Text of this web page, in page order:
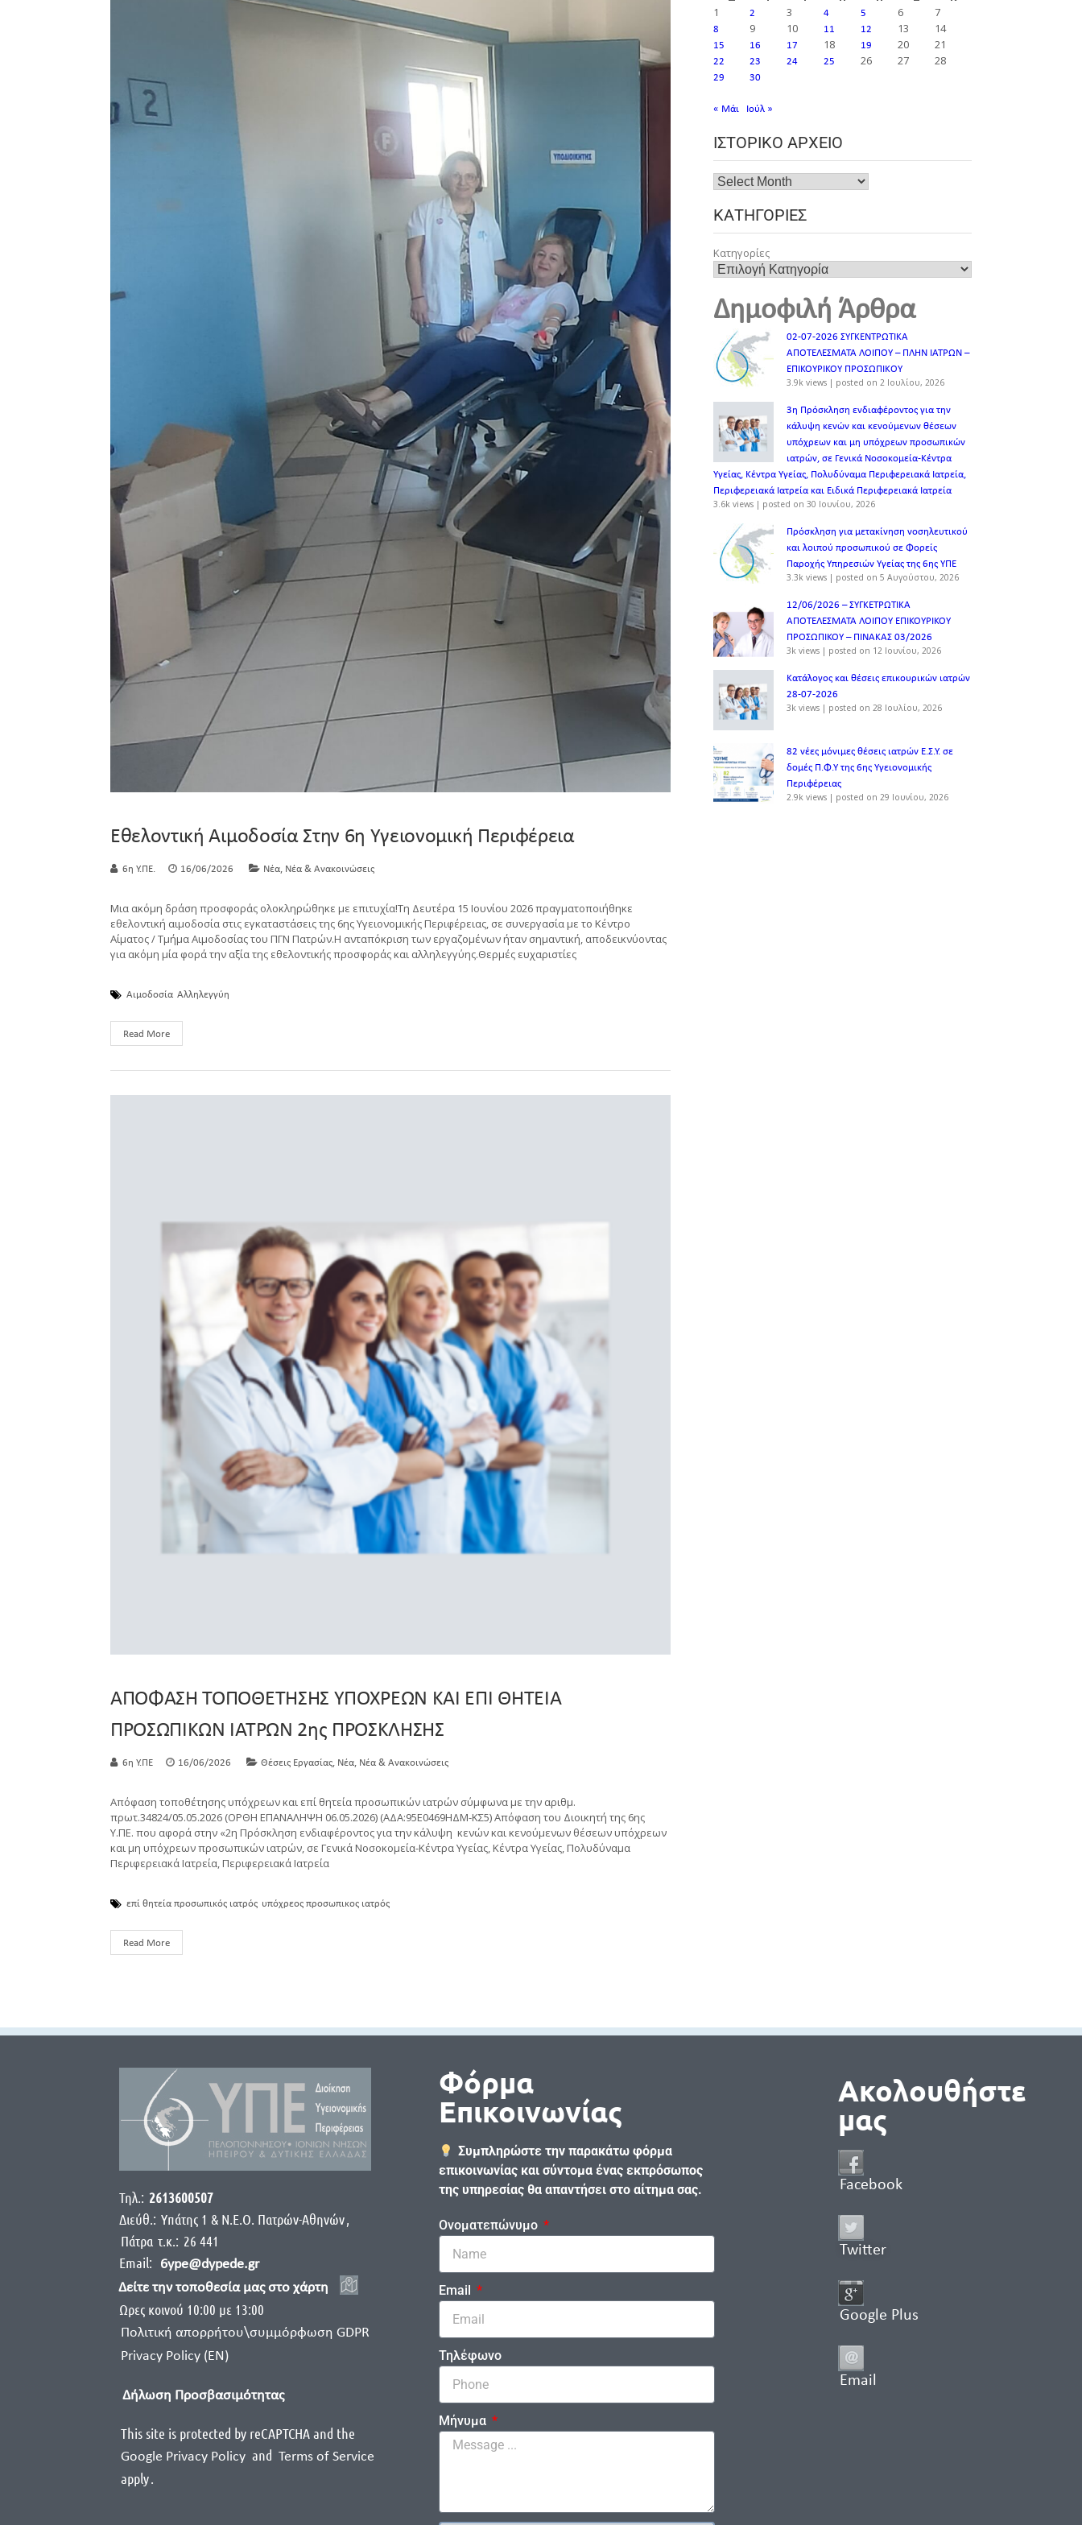
Εθελοντική Αιμοδοσία Στην 6η Υγειονομική Περιφέρεια
6η Υ.ΠΕ. 16/06/2026 Νέα, Νέα & Ανακοινώσεις
Μια ακόμη δράση προσφοράς ολοκληρώθηκε με επιτυχία!Τη Δευτέρα 15 Ιουνίου 2026 πραγματοποιήθηκε
εθελοντική αιμοδοσία στις εγκαταστάσεις της 6ης Υγειονομικής Περιφέρειας, σε συνεργασία με το Κέντρο
Αίματος / Τμήμα Αιμοδοσίας του ΠΓΝ Πατρών.Η ανταπόκριση των εργαζομένων ήταν σημαντική, αποδεικνύοντας
για ακόμη μία φορά την αξία της εθελοντικής προσφοράς και αλληλεγγύης.Θερμές ευχαριστίες
Αιμοδοσία Αλληλεγγύη
Read More
ΑΠΟΦΑΣΗ ΤΟΠΟΘΕΤΗΣΗΣ ΥΠΟΧΡΕΩΝ ΚΑΙ ΕΠΙ ΘΗΤΕΙΑ
ΠΡΟΣΩΠΙΚΩΝ ΙΑΤΡΩΝ 2ης ΠΡΟΣΚΛΗΣΗΣ
6η Υ.ΠΕ 16/06/2026 Θέσεις Εργασίας, Νέα, Νέα & Ανακοινώσεις
Απόφαση τοποθέτησης υπόχρεων και επί θητεία προσωπικών ιατρών σύμφωνα με την αριθμ.
πρωτ.34824/05.05.2026 (ΟΡΘΗ ΕΠΑΝΑΛΗΨΗ 06.05.2026) (ΑΔΑ:95Ε0469ΗΔΜ-ΚΣ5) Απόφαση του Διοικητή της 6ης
Υ.ΠΕ. που αφορά στην «2η Πρόσκληση ενδιαφέροντος για την κάλυψη κενών και κενούμενων θέσεων υπόχρεων
και μη υπόχρεων προσωπικών ιατρών, σε Γενικά Νοσοκομεία-Κέντρα Υγείας, Κέντρα Υγείας, Πολυδύναμα
Περιφερειακά Ιατρεία, Περιφερειακά Ιατρεία
επί θητεία προσωπικός ιατρός υπόχρεος προσωπικος ιατρός
Read More
1
2 3 4 5 6 7
8 9 10 11 12 13 14
15 16 17 18 19 20 21
22 23 24 25 26 27 28
29 30
« Μάι Ιούλ »
ΙΣΤΟΡΙΚΌ ΑΡΧΕΊΟ
ΚΑΤΗΓΟΡΊΕΣ
Κατηγορίες
Δημοφιλή Άρθρα
02-07-2026 ΣΥΓΚΕΝΤΡΩΤΙΚΑ
ΑΠΟΤΕΛΕΣΜΑΤΑ ΛΟΙΠΟΥ – ΠΛΗΝ ΙΑΤΡΩΝ –
ΕΠΙΚΟΥΡΙΚΟΥ ΠΡΟΣΩΠΙΚOY
3.9k views | posted on 2 Ιουλίου, 2026
3η Πρόσκληση ενδιαφέροντος για την
κάλυψη κενών και κενούμενων θέσεων
υπόχρεων και μη υπόχρεων προσωπικών
ιατρών, σε Γενικά Νοσοκομεία-Κέντρα
Υγείας, Κέντρα Υγείας, Πολυδύναμα Περιφερειακά Ιατρεία,
Περιφερειακά Ιατρεία και Ειδικά Περιφερειακά Ιατρεία
3.6k views | posted on 30 Ιουνίου, 2026
Πρόσκληση για μετακίνηση νοσηλευτικού
και λοιπού προσωπικού σε Φορείς
Παροχής Υπηρεσιών Υγείας της 6ης ΥΠΕ
3.3k views | posted on 5 Αυγούστου, 2026
12/06/2026 – ΣΥΓΚΕΤΡΩΤΙΚΑ
ΑΠΟΤΕΛΕΣΜΑΤΑ ΛΟΙΠΟΥ ΕΠΙΚΟΥΡΙΚΟΥ
ΠΡΟΣΩΠΙΚΟΥ – ΠΙΝΑΚΑΣ 03/2026
3k views | posted on 12 Ιουνίου, 2026
Κατάλογος και θέσεις επικουρικών ιατρών
28-07-2026
3k views | posted on 28 Ιουλίου, 2026
82 νέες μόνιμες θέσεις ιατρών Ε.Σ.Υ. σε
δομές Π.Φ.Υ της 6ης Υγειονομικής
Περιφέρειας
2.9k views | posted on 29 Ιουνίου, 2026
Τηλ.: 2613600507
Διεύθ.: Yπάτης 1 & Ν.Ε.Ο. Πατρών-Αθηνών,
Πάτρα τ.κ.: 26 441
Email:
6ype@dypede.gr
Δείτε την τοποθεσία μας στο χάρτη
Ωρες κοινού 10:00 με 13:00
Πολιτική απορρήτου\συμμόρφωση GDPR
Privacy Policy (EN)
Δήλωση Προσβασιμότητας
This site is protected by reCAPTCHA and the
Google Privacy Policy and Terms of Service
apply.
Φόρμα
Επικοινωνίας
Συμπληρώστε την παρακάτω φόρμα
επικοινωνίας και σύντομα ένας εκπρόσωπος
της υπηρεσίας θα απαντήσει στο αίτημα σας.
Ονοματεπώνυμο
Email
Τηλέφωνο
Μήνυμα
Ακολουθήστε
μας
Facebook
Twitter
Google Plus
Email